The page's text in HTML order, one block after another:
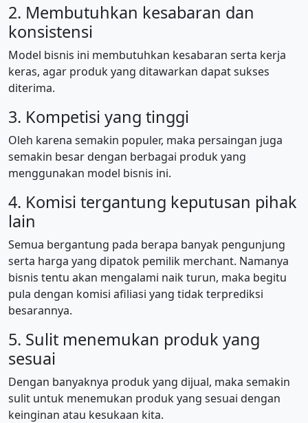
2. Membutuhkan kesabaran dan
konsistensi
Model bisnis ini membutuhkan kesabaran serta kerja
keras, agar produk yang ditawarkan dapat sukses
diterima.
3. Kompetisi yang tinggi
Oleh karena semakin populer, maka persaingan juga
semakin besar dengan berbagai produk yang
menggunakan model bisnis ini.
4. Komisi tergantung keputusan pihak
lain
Semua bergantung pada berapa banyak pengunjung
serta harga yang dipatok pemilik merchant. Namanya
bisnis tentu akan mengalami naik turun, maka begitu
pula dengan komisi afiliasi yang tidak terprediksi
besarannya.
5. Sulit menemukan produk yang
sesuai
Dengan banyaknya produk yang dijual, maka semakin
sulit untuk menemukan produk yang sesuai dengan
keinginan atau kesukaan kita.